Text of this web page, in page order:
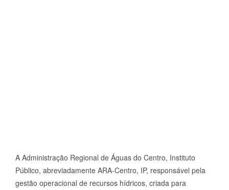
A Administração Regional de Águas do Centro, Instituto
Público, abreviadamente ARA-Centro, IP, responsável pela
gestão operacional de recursos hídricos, criada para